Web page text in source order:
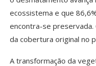
ecossistema e que
encontra-se preservada.
da cobertura original no
A transformação da